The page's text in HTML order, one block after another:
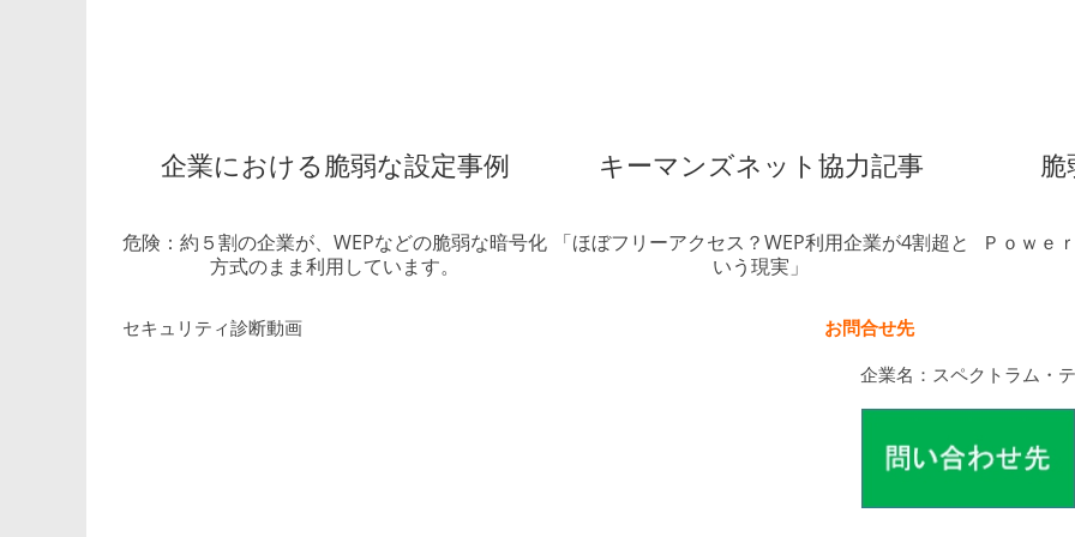
企業における脆弱な設定事例
危険：約５割の企業が、WEPなどの脆弱な暗号化
方式のまま利用しています。
キーマンズネット協力記事
「ほぼフリーアクセス？WEP利用企業が4割超と
いう現実」
脆
Ｐｏｗｅ
セキュリティ診断動画 お問合せ先
企業名：スペクトラム・